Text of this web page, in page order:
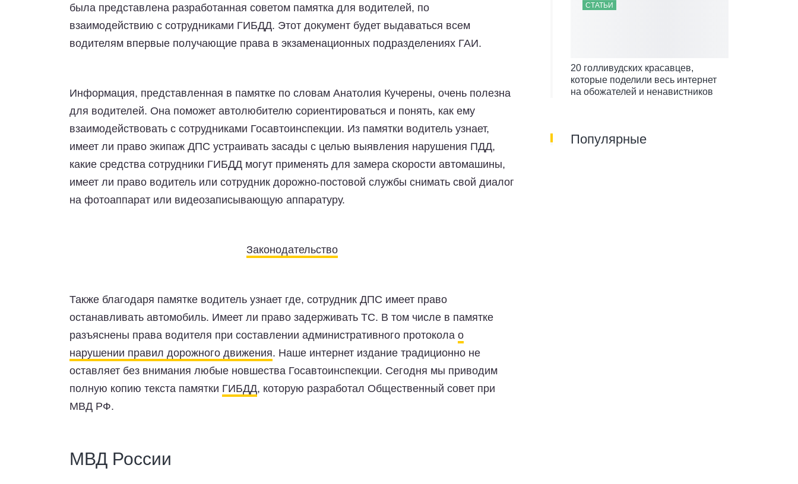
была представлена разработанная советом памятка для водителей, по
взаимодействию с сотрудниками ГИБДД. Этот документ будет выдаваться всем
водителям впервые получающие права в экзаменационных подразделениях ГАИ.
Информация, представленная в памятке по словам Анатолия Кучерены, очень полезна
для водителей. Она поможет автолюбителю сориентироваться и понять, как ему
взаимодействовать с сотрудниками Госавтоинспекции. Из памятки водитель узнает,
имеет ли право экипаж ДПС устраивать засады с целью выявления нарушения ПДД,
какие средства сотрудники ГИБДД могут применять для замера скорости автомашины,
имеет ли право водитель или сотрудник дорожно-постовой службы снимать свой диалог
на фотоаппарат или видеозаписывающую аппаратуру.
Законодательство
Также благодаря памятке водитель узнает где, сотрудник ДПС имеет право
останавливать автомобиль. Имеет ли право задерживать ТС. В том числе в памятке
разъяснены права водителя при составлении административного протокола о
нарушении правил дорожного движения. Наше интернет издание традиционно не
оставляет без внимания любые новшества Госавтоинспекции. Сегодня мы приводим
полную копию текста памятки ГИБДД, которую разработал Общественный совет при
МВД РФ.
МВД России
СТАТЬИ
20 голливудских красавцев,
которые поделили весь интернет
на обожателей и ненавистников
Популярные